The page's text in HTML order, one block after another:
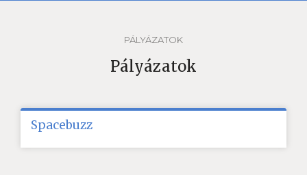
PÁLYÁZATOK
Pályázatok
Spacebuzz